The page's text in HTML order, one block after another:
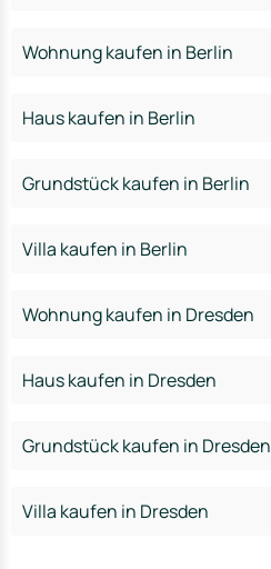
Wohnung kaufen in Berlin
Haus kaufen in Berlin
Grundstück kaufen in Berlin
Villa kaufen in Berlin
Wohnung kaufen in Dresden
Haus kaufen in Dresden
Grundstück kaufen in Dresden
Villa kaufen in Dresden